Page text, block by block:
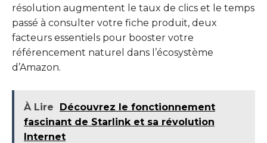
résolution augmentent le taux de clics et le temps
passé à consulter votre fiche produit, deux
facteurs essentiels pour booster votre
référencement naturel dans l’écosystème
d’Amazon.
À Lire
Découvrez le fonctionnement
fascinant de Starlink et sa révolution
Internet